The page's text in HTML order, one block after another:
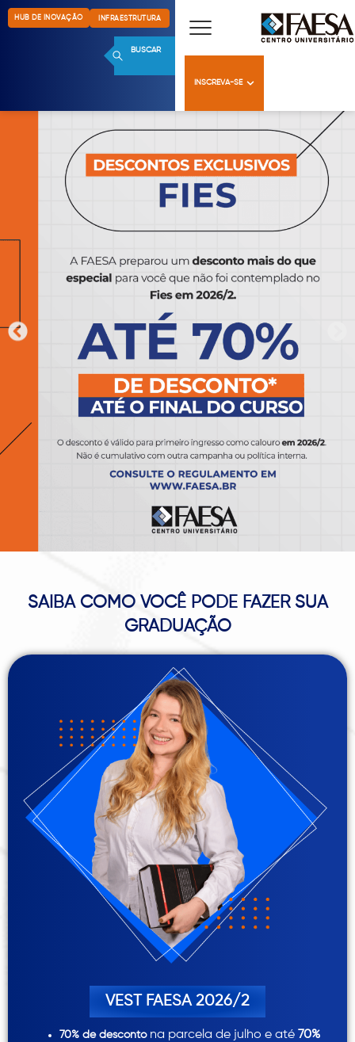
HUB DE INOVAÇÃO INFRAESTRUTURA
BUSCAR
INSCREVA-SE
SAIBA COMO VOCÊ PODE FAZER SUA
GRADUAÇÃO
VEST FAESA 2026/2
70% de desconto na parcela de julho e até 70%